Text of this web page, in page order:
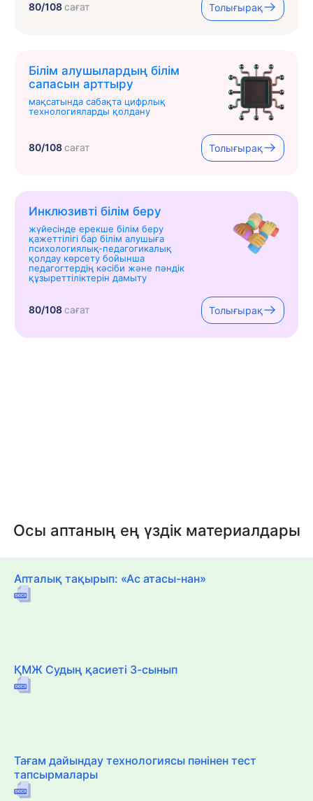
80/108сағат Толығырақ
Білім алушылардың білім
сапасын арттыру
мақсатында сабақта цифрлық
технологияларды қолдану
80/108сағат Толығырақ
Инклюзивті білім беру
жүйесінде ерекше білім беру
қажеттілігі бар білім алушыға
психологиялық-педагогикалық
қолдау көрсету бойынша
педагогтердің кәсіби және пәндік
құзыреттіліктерін дамыту
80/108сағат Толығырақ
Осы аптаның ең үздік материалдары
Апталық тақырып: «Ас атасы-нан»
ҚМЖ Судың қасиеті 3-сынып
Тағам дайындау технологиясы пәнінен тест
тапсырмалары